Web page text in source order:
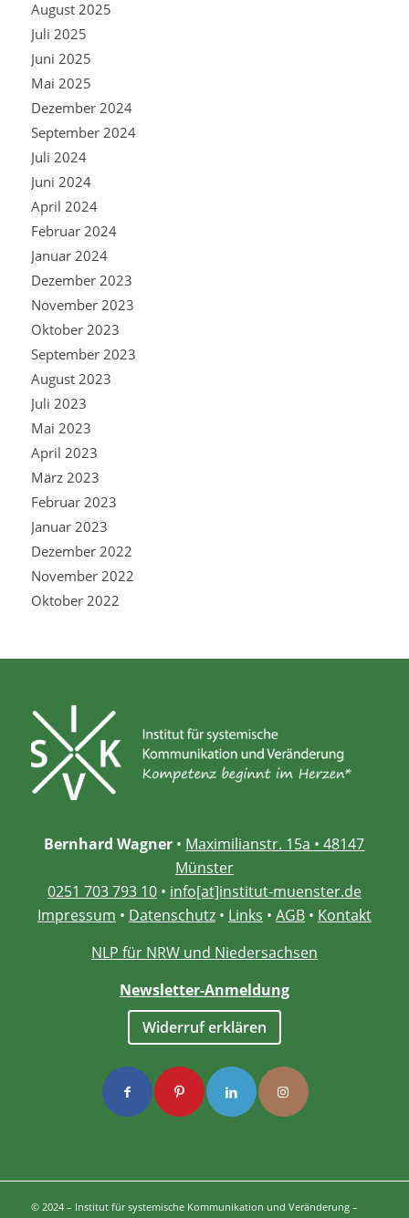
August 2025
Juli 2025
Juni 2025
Mai 2025
Dezember 2024
September 2024
Juli 2024
Juni 2024
April 2024
Februar 2024
Januar 2024
Dezember 2023
November 2023
Oktober 2023
September 2023
August 2023
Juli 2023
Mai 2023
April 2023
März 2023
Februar 2023
Januar 2023
Dezember 2022
November 2022
Oktober 2022
Bernhard Wagner • Maximilianstr. 15a • 48147
Münster
0251 703 793 10• info[at]institut-muenster.de
Impressum • Datenschutz• Links • AGB• Kontakt
NLP für NRW und Niedersachsen
Newsletter-Anmeldung
Widerruf erklären
© 2024 – Institut für systemische Kommunikation und Veränderung –